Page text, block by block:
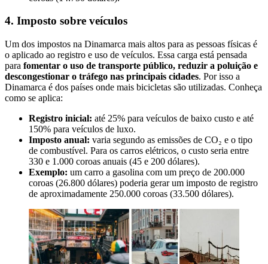
4. Imposto sobre veículos
Um dos impostos na Dinamarca mais altos para as pessoas físicas é
o aplicado ao registro e uso de veículos. Essa carga está pensada
para fomentar o uso de transporte público, reduzir a poluição e
descongestionar o tráfego nas principais cidades. Por isso a
Dinamarca é dos países onde mais bicicletas são utilizadas. Conheça
como se aplica:
Registro inicial: até 25% para veículos de baixo custo e até
150% para veículos de luxo.
Imposto anual: varia segundo as emissões de CO₂ e o tipo
de combustível. Para os carros elétricos, o custo seria entre
330 e 1.000 coroas anuais (45 e 200 dólares).
Exemplo: um carro a gasolina com um preço de 200.000
coroas (26.800 dólares) poderia gerar um imposto de registro
de aproximadamente 250.000 coroas (33.500 dólares).